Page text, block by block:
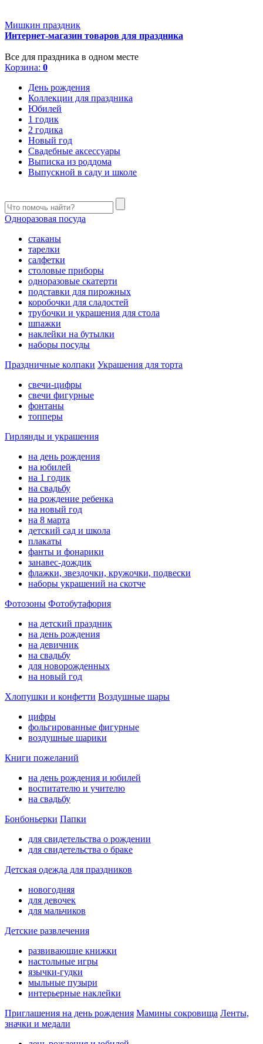
Мишкин праздник
Интернет-магазин товаров для праздника
Все для праздника в одном месте
Корзина: 0
День рождения
Коллекции для праздника
Юбилей
1 годик
2 годика
Новый год
Свадебные аксессуары
Выписка из роддома
Выпускной в саду и школе
Одноразовая посуда
стаканы
тарелки
салфетки
столовые приборы
одноразовые скатерти
подставки для пирожных
коробочки для сладостей
трубочки и украшения для стола
шпажки
наклейки на бутылки
наборы посуды
Праздничные колпаки Украшения для торта
свечи-цифры
свечи фигурные
фонтаны
топперы
Гирлянды и украшения
на день рождения
на юбилей
на 1 годик
на свадьбу
на рождение ребенка
на новый год
на 8 марта
детский сад и школа
плакаты
фанты и фонарики
занавес-дождик
флажки, звездочки, кружочки, подвески
наборы украшений на скотче
Фотозоны Фотобутафория
на детский праздник
на день рождения
на девичник
на свадьбу
для новорожденных
на новый год
Хлопушки и конфетти Воздушные шары
цифры
фольгированные фигурные
воздушные шарики
Книги пожеланий
на день рождения и юбилей
воспитателю и учителю
на свадьбу
Бонбоньерки Папки
для свидетельства о рождении
для свидетельства о браке
Детская одежда для праздников
новогодняя
для девочек
для мальчиков
Детские развлечения
развивающие книжки
настольные игры
язычки-гудки
мыльные пузыри
интерьерные наклейки
Приглашения на день рождения Мамины сокровища Ленты,
значки и медали